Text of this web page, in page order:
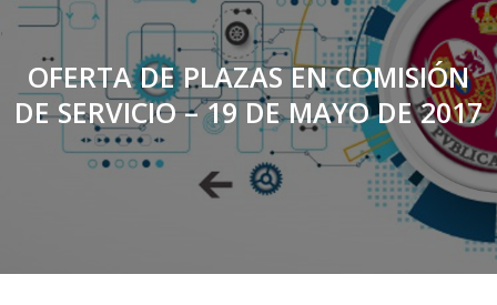
'
OFERTA DE PLAZAS EN COMISIÓN
DE SERVICIO – 19 DE MAYO DE 2017